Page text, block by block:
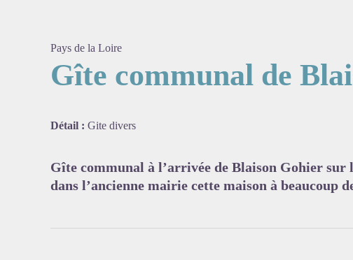
Pays de la Loire
Gîte communal de
Détail : Gite divers
Gîte communal à l’arrivée de Blaison Gohier
dans l’ancienne mairie cette maison à beaucoup